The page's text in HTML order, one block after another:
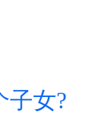
子女?